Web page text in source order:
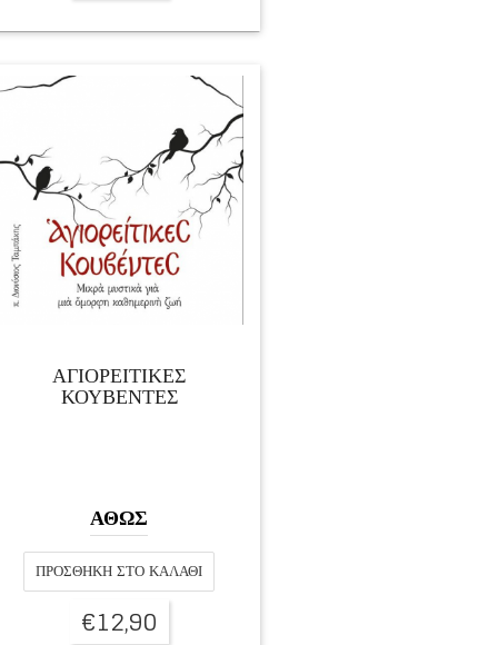
ΑΓΙΟΡΕΙΤΙΚΕΣ
ΚΟΥΒΕΝΤΕΣ
ΑΘΩΣ
ΠΡΟΣΘΉΚΗ ΣΤΟ ΚΑΛΆΘΙ
€12,90